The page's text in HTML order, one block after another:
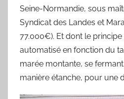
Seine-Normandie, sous
Syndicat des Landes et
77.000€). Et dont le principe
automatisé en fonction du
marée montante, se
manière étanche, pour une